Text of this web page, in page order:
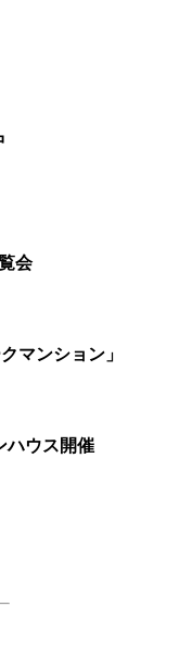
会
マンション」
ハウス開催